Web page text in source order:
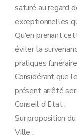
saturé au regard
exceptionnelles
Qu'en prenant
éviter la
pratiques
Considérant que
présent arrêté
Conseil d'Etat ;
Sur proposition
Ville ;